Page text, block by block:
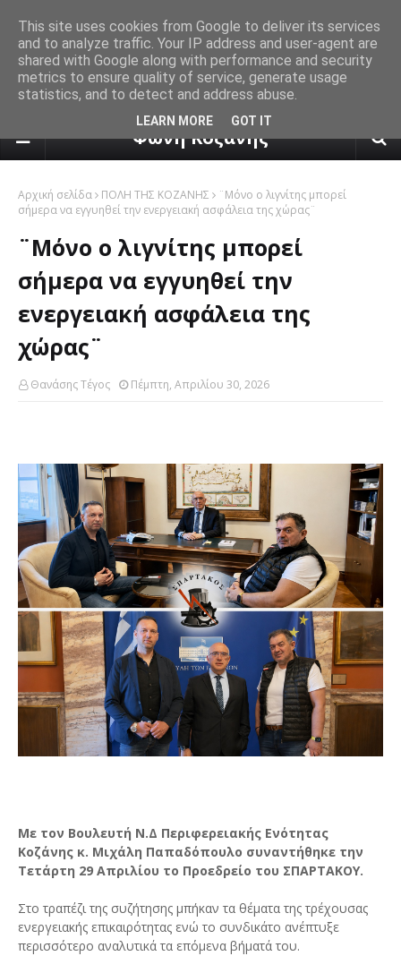
πρόγνωση καιρού από το
Φωνή Κοζάνης
Αρχική σελίδα ΠΟΛΗ ΤΗΣ ΚΟΖΑΝΗΣ
¨Μόνο ο λιγνίτης μπορεί
σήμερα να εγγυηθεί την ενεργειακή ασφάλεια της χώρας¨
¨Μόνο ο λιγνίτης μπορεί
σήμερα να εγγυηθεί την
ενεργειακή ασφάλεια της
χώρας¨
Θανάσης Τέγος Πέμπτη, Απριλίου 30, 2026
Με τον Βουλευτή Ν.Δ Περιφερειακής Ενότητας
Κοζάνης κ. Μιχάλη Παπαδόπουλο συναντήθηκε την
Τετάρτη 29 Απριλίου το Προεδρείο του ΣΠΑΡΤΑΚΟΥ.
Στο τραπέζι της συζήτησης μπήκαν τα θέματα της τρέχουσας
ενεργειακής επικαιρότητας ενώ το συνδικάτο ανέπτυξε
περισσότερο αναλυτικά τα επόμενα βήματά του.
This site uses cookies from Google to deliver its services
and to analyze traffic. Your IP address and user-agent are
shared with Google along with performance and security
metrics to ensure quality of service, generate usage
statistics, and to detect and address abuse.
LEARN MORE GOT IT